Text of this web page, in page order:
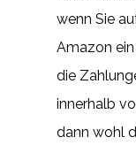
wenn Sie
Amazon
die
innerhalb
dann wohl